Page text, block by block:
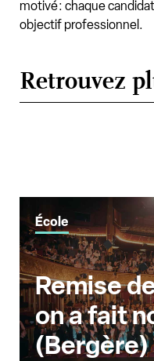
motivé : chaque
objectif professionnel.
Retrouvez
École
Remise
on a fait
(Bergère)